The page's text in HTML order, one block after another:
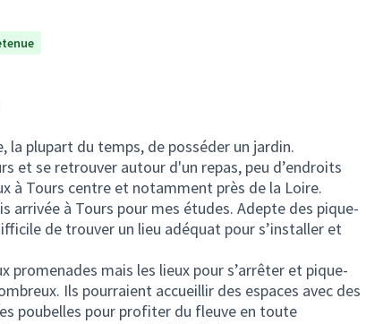
la plupart du temps, de posséder un jardin.
et se retrouver autour d'un repas, peu d’endroits
à Tours centre et notamment près de la Loire.
arrivée à Tours pour mes études. Adepte des pique-
de trouver un lieu adéquat pour s’installer et
promenades mais les lieux pour s’arrêter et pique-
Ils pourraient accueillir des espaces avec des
poubelles pour profiter du fleuve en toute